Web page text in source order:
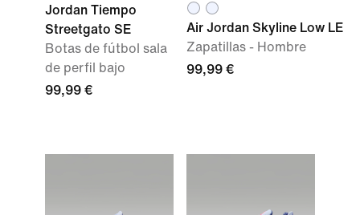
Jordan Tiempo
Streetgato SE
Botas de fútbol sala
de perfil bajo
99,99 €
Air Jordan Skyline Low LE
Zapatillas - Hombre
99,99 €